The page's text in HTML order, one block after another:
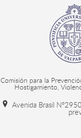
Comisión para la
Hostigamiento,
Avenida Brasil